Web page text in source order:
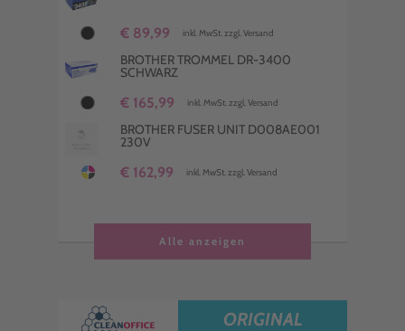
€ 89,99 inkl. MwSt. zzgl. Versand
BROTHER TROMMEL DR-3400
SCHWARZ
€ 165,99 inkl. MwSt. zzgl. Versand
BROTHER FUSER UNIT D008AE001
230V
€ 162,99 inkl. MwSt. zzgl. Versand
Alle anzeigen
ORIGINAL